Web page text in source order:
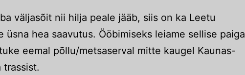
väljasõit nii hilja peale jääb, siis on ka Leetu
üsna hea saavutus. Ööbimiseks leiame sellise paiga
eemal põllu/metsaserval mitte kaugel Kaunas-
trassist.